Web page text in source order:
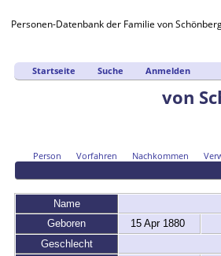
Personen-Datenbank der Familie von
Startseite Suche Anmelden
von
Person Vorfahren Nachkommen
Name
Geboren
15 Apr 1880
Geschlecht